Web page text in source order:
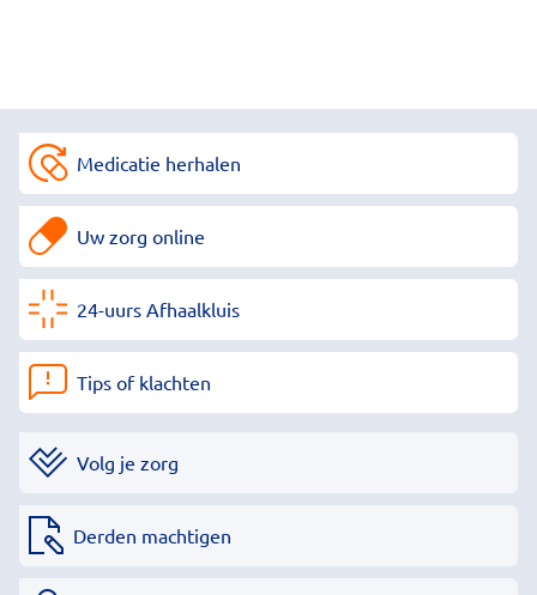
Medicatie herhalen
Uw zorg online
24-uurs Afhaalkluis
Tips of klachten
Volg je zorg
Derden machtigen